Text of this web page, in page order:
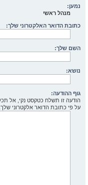
נמען:
מנהל ראשי
כתובת הדואר האלקטרוני שלך:
השם שלך:
נושא:
גוף ההודעה:
על פי כתובת הדואר אלקטרוני שלך.